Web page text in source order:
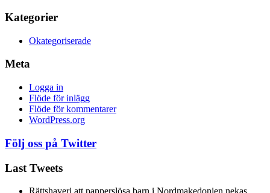
Kategorier
Okategoriserade
Meta
Logga in
Flöde för inlägg
Flöde för kommentarer
WordPress.org
Följ oss på Twitter
Last Tweets